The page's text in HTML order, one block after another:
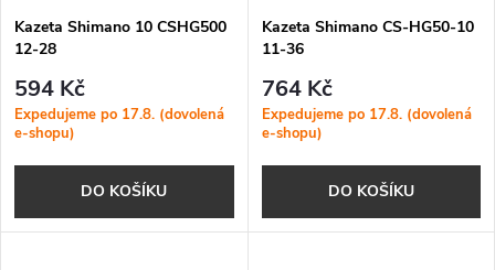
Kazeta Shimano 10 CSHG500
12-28
594 Kč
Expedujeme po 17.8. (dovolená
e-shopu)
DO KOŠÍKU
Kazeta Shimano CS-HG50-10
11-36
764 Kč
Expedujeme po 17.8. (dovolená
e-shopu)
DO KOŠÍKU